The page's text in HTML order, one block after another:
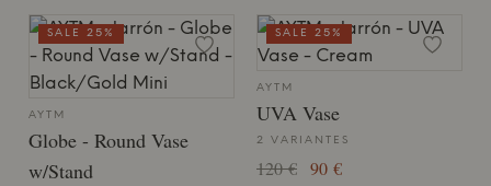
AYTM
Globe - Round Vase
w/Stand
SALE 25%
AYTM
UVA Vase
2 VARIANTES
120 € 90 €
SALE 25%